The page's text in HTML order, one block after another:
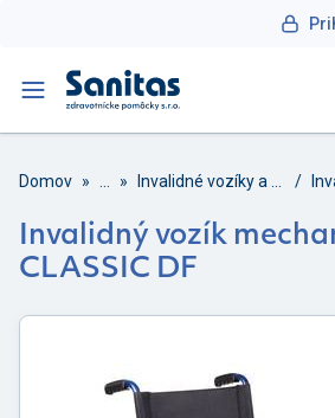
Domov » » /
Invalidný vozík
CLASSIC DF